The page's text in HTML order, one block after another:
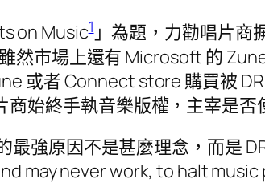
on Music1」為題，力勸唱片商
然市場上還有 Microsoft 的
或者 Connect store 購買被
始終手執音樂版權，主宰是否
最強原因不是甚麼理念，而是
may never work, to halt